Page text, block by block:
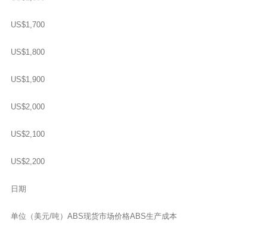
US$1,700
US$1,800
US$1,900
US$2,000
US$2,100
US$2,200
日期
单位（美元/吨）ABS现货市场价格ABS生产成本